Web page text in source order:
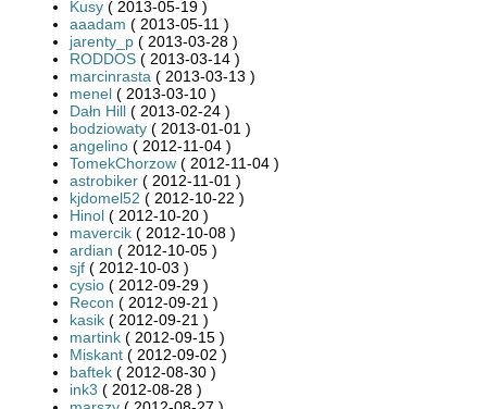
Kusy ( 2013-05-19 )
aaadam ( 2013-05-11 )
jarenty_p ( 2013-03-28 )
RODDOS ( 2013-03-14 )
marcinrasta ( 2013-03-13 )
menel ( 2013-03-10 )
Dałn Hill ( 2013-02-24 )
bodziowaty ( 2013-01-01 )
angelino ( 2012-11-04 )
TomekChorzow ( 2012-11-04 )
astrobiker ( 2012-11-01 )
kjdomel52 ( 2012-10-22 )
Hinol ( 2012-10-20 )
mavercik ( 2012-10-08 )
ardian ( 2012-10-05 )
sjf ( 2012-10-03 )
cysio ( 2012-09-29 )
Recon ( 2012-09-21 )
kasik ( 2012-09-21 )
martink ( 2012-09-15 )
Miskant ( 2012-09-02 )
baftek ( 2012-08-30 )
ink3 ( 2012-08-28 )